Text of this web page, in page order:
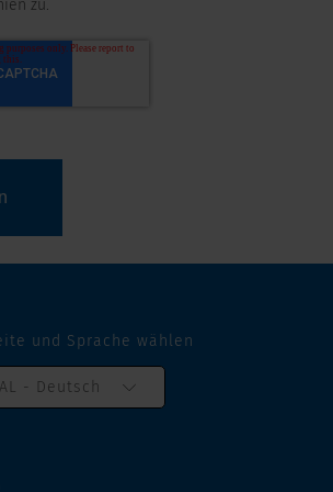
zu.
und Sprache wählen
- Deutsch